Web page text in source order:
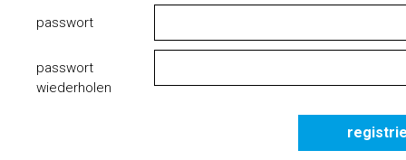
passwort
passwort
wiederholen